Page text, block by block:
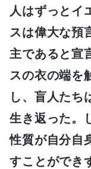
人はずっとイ
スは偉大な預
主であると宣
スの衣の端を
し、盲人たち
生き返った。
性質が自分自
すことができ